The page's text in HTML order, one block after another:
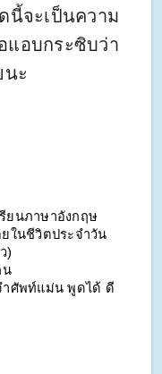
นี้จะเป็นความ
แอบกระซิบว่า
นะ
ยนภาษาอังกฤษ
ในชีวิตประจำวัน
)
น
ำศัพท์แม่น พูดได้ ดี